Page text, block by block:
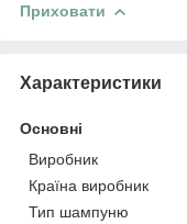
Приховати
Характеристики
Основні
Виробник
Країна виробник
Тип шампуню